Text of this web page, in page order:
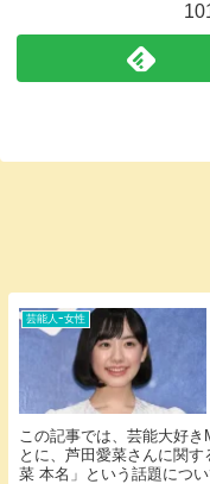
芸能人ｰ女性
この記事では、芸能大好
とに、芦田愛菜さんに関
菜 本名」という話題につ